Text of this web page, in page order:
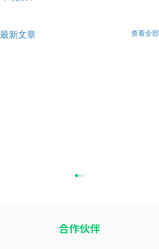
最新文章 查看全部
​合作伙伴